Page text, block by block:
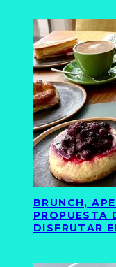
BRUNCH,
PROPUESTA
DISFRUTAR